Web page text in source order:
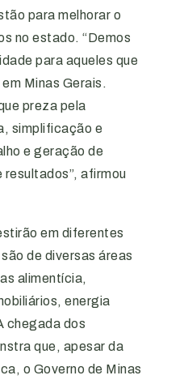
para melhorar o
no estado. “Demos
para aqueles que
Minas Gerais.
preza pela
simplificação e
e geração de
afirmou
em diferentes
de diversas áreas
alimentícia,
energia
chegada dos
que, apesar da
o Governo de Minas